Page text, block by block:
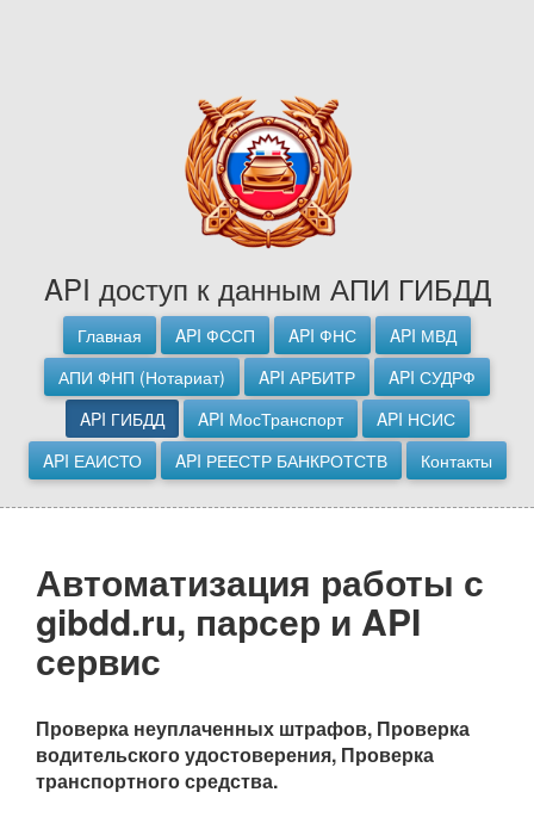
API доступ к данным АПИ ГИБДД
Главная API ФССП API ФНС
API МВД
АПИ ФНП (Нотариат)
API АРБИТР
API СУДРФ
API ГИБДД
API МосТранспорт
API НСИС
API ЕАИСТО
API РЕЕСТР БАНКРОТСТВ Контакты
Автоматизация работы с
gibdd.ru, парсер и API
сервис
Проверка неуплаченных штрафов, Проверка
водительского удостоверения, Проверка
транспортного средства.